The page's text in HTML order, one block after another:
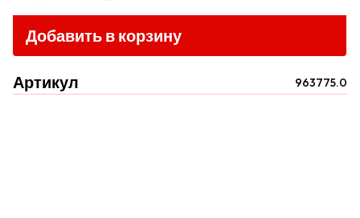
Добавить в корзину
Артикул 963775.0